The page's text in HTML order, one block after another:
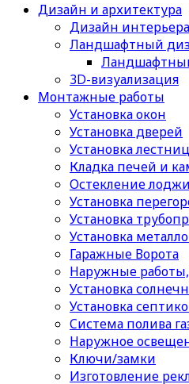
Дизайн и архитектура
Дизайн интерьера
Ландшафтный
3D-визуализация
Монтажные работы
Установка окон
Установка дверей
Установка лестниц
Кладка печей и
Остекление
Установка
Установка
Установка
Гаражные Ворота
Наружные
Установка
Установка
Cистема полива
Наружное
Ключи/замки
Изготовление